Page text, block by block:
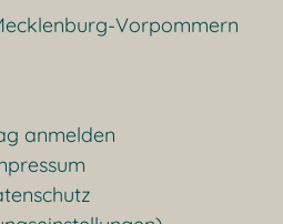
Vorpommern
anmelden